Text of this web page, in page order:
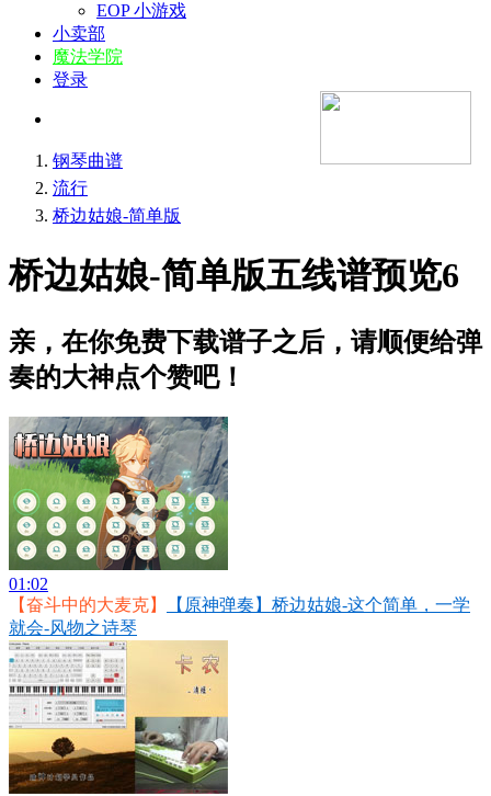
EOP 小游戏
小卖部
魔法学院
登录
钢琴曲谱
流行
桥边姑娘-简单版
桥边姑娘-简单版五线谱预览6
亲，在你免费下载谱子之后，请顺便给弹
奏的大神点个赞吧！
01:02
【奋斗中的大麦克】
【原神弹奏】桥边姑娘-这个简单，一学
就会-风物之诗琴